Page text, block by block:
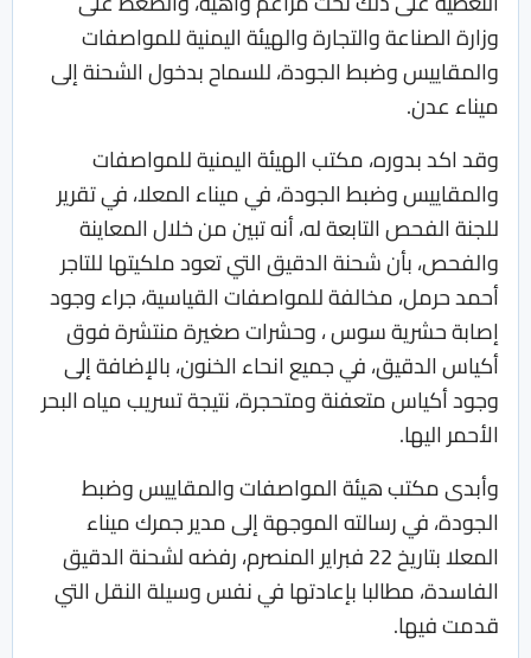
وزارة الصناعة والتجارة والهيئة اليمنية للمواصفات
والمقاييس وضبط الجودة، للسماح بدخول الشحنة إلى
ميناء عدن.
وقد اكد بدوره، مكتب الهيئة اليمنية للمواصفات
والمقاييس وضبط الجودة، في ميناء المعلا، في تقرير
للجنة الفحص التابعة له، أنه تبين من خلال المعاينة
والفحص، بأن شحنة الدقيق التي تعود ملكيتها للتاجر
أحمد حرمل، مخالفة للمواصفات القياسية، جراء وجود
إصابة حشرية سوس ، وحشرات صغيرة منتشرة فوق
أكياس الدقيق، في جميع انحاء الخنون، بالإضافة إلى
وجود أكياس متعفنة ومتحجرة، نتيجة تسريب مياه البحر
الأحمر اليها.
وأبدى مكتب هيئة المواصفات والمقاييس وضبط
الجودة، في رسالته الموجهة إلى مدير جمرك ميناء
المعلا بتاريخ 22 فبراير المنصرم، رفضه لشحنة الدقيق
الفاسدة، مطالبا بإعادتها في نفس وسيلة النقل التي
قدمت فيها.